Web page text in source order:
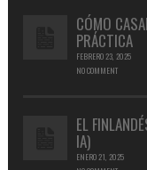
CÓMO
PRÁCTICA
FEBRERO 23, 2025
NO COMMENT
EL
IA)
ENERO 21, 2025